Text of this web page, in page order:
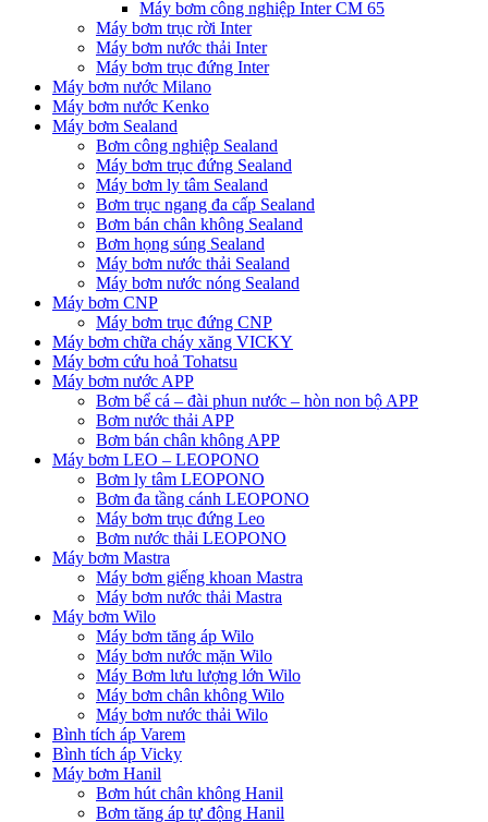
Máy bơm công nghiệp Inter CM 65
Máy bơm trục rời Inter
Máy bơm nước thải Inter
Máy bơm trục đứng Inter
Máy bơm nước Milano
Máy bơm nước Kenko
Máy bơm Sealand
Bơm công nghiệp Sealand
Máy bơm trục đứng Sealand
Máy bơm ly tâm Sealand
Bơm trục ngang đa cấp Sealand
Bơm bán chân không Sealand
Bơm họng súng Sealand
Máy bơm nước thải Sealand
Máy bơm nước nóng Sealand
Máy bơm CNP
Máy bơm trục đứng CNP
Máy bơm chữa cháy xăng VICKY
Máy bơm cứu hoả Tohatsu
Máy bơm nước APP
Bơm bể cá – đài phun nước – hòn non bộ APP
Bơm nước thải APP
Bơm bán chân không APP
Máy bơm LEO – LEOPONO
Bơm ly tâm LEOPONO
Bơm đa tầng cánh LEOPONO
Máy bơm trục đứng Leo
Bơm nước thải LEOPONO
Máy bơm Mastra
Máy bơm giếng khoan Mastra
Máy bơm nước thải Mastra
Máy bơm Wilo
Máy bơm tăng áp Wilo
Máy bơm nước mặn Wilo
Máy Bơm lưu lượng lớn Wilo
Máy bơm chân không Wilo
Máy bơm nước thải Wilo
Bình tích áp Varem
Bình tích áp Vicky
Máy bơm Hanil
Bơm hút chân không Hanil
Bơm tăng áp tự động Hanil